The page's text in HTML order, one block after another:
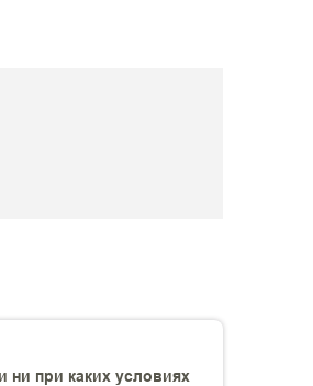
при каких условиях